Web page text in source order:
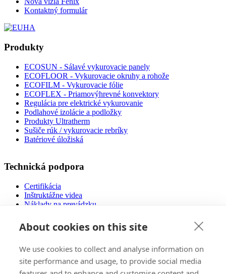
Kontaktný formulár
Produkty
ECOSUN - Sálavé vykurovacie panely
ECOFLOOR - Vykurovacie okruhy a rohože
ECOFILM - Vykurovacie fólie
ECOFLEX - Priamovýhrevné konvektory
Regulácia pre elektrické vykurovanie
Podlahové izolácie a podložky
Produkty Ultratherm
Sušiče rúk / vykurovacie rebríky
Batériové úložiská
Technická podpora
Certifikácia
Inštruktážne videa
Náklady na prevádzku
Návrh podlahového vykurovania
Súbory na stiahnutie
Nízkoenergetické domy
About cookies on this site
We use cookies to collect and analyse information on
site performance and usage, to provide social media